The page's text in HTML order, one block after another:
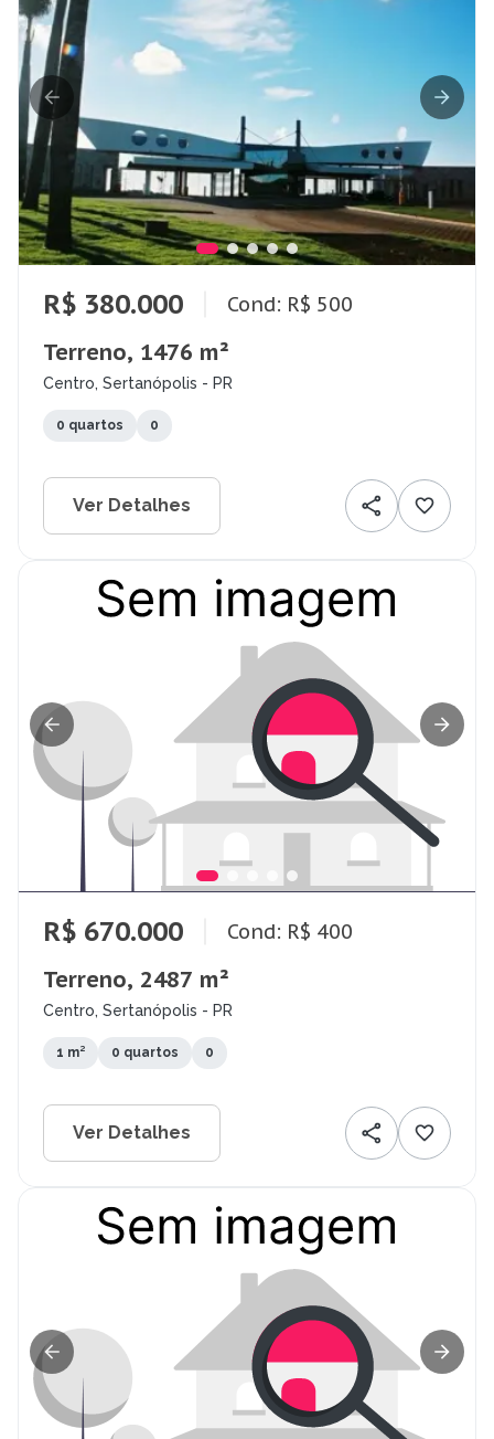
R$ 380.000 Cond: R$ 500
Terreno, 1476 m²
Centro, Sertanópolis - PR
0 quartos 0
Ver Detalhes
R$ 670.000 Cond: R$ 400
Terreno, 2487 m²
Centro, Sertanópolis - PR
1 m² 0 quartos 0
Ver Detalhes